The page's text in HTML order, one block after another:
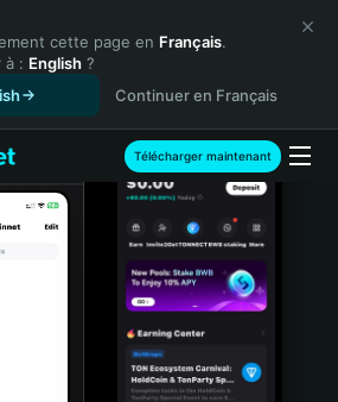
cette page en Français.
à : English ?
Continuer en Français
Télécharger maintenant